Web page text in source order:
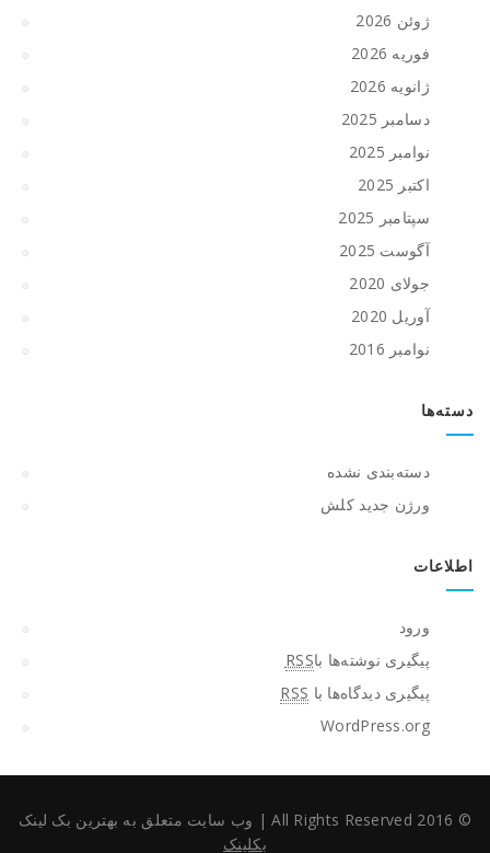
ژوئن 2026
فوریه 2026
ژانویه 2026
دسامبر 2025
نوامبر 2025
اکتبر 2025
سپتامبر 2025
آگوست 2025
جولای 2020
آوریل 2020
نوامبر 2016
دسته‌ها
دسته‌بندی نشده
ورژن جدید کلش
اطلاعات
ورود
پیگیری نوشته‌ها باRSS
پیگیری دیدگاه‌ها با RSS
WordPress.org
© 2016 All Rights Reserved
| وب سایت متعلق به بهترین بک لینک
بکلینک